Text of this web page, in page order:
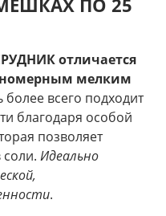
ПО 25
отличается
мелким
более всего подходит
благодаря особой
позволяет
соли. Идеально
.